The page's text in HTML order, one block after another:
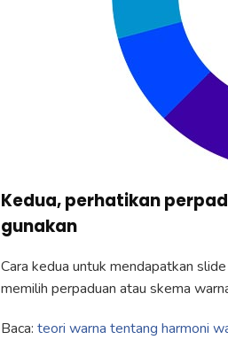
Kedua, perhatikan
gunakan
Cara kedua untuk mendapatkan
memilih perpaduan atau skema
Baca: teori warna tentang harmoni